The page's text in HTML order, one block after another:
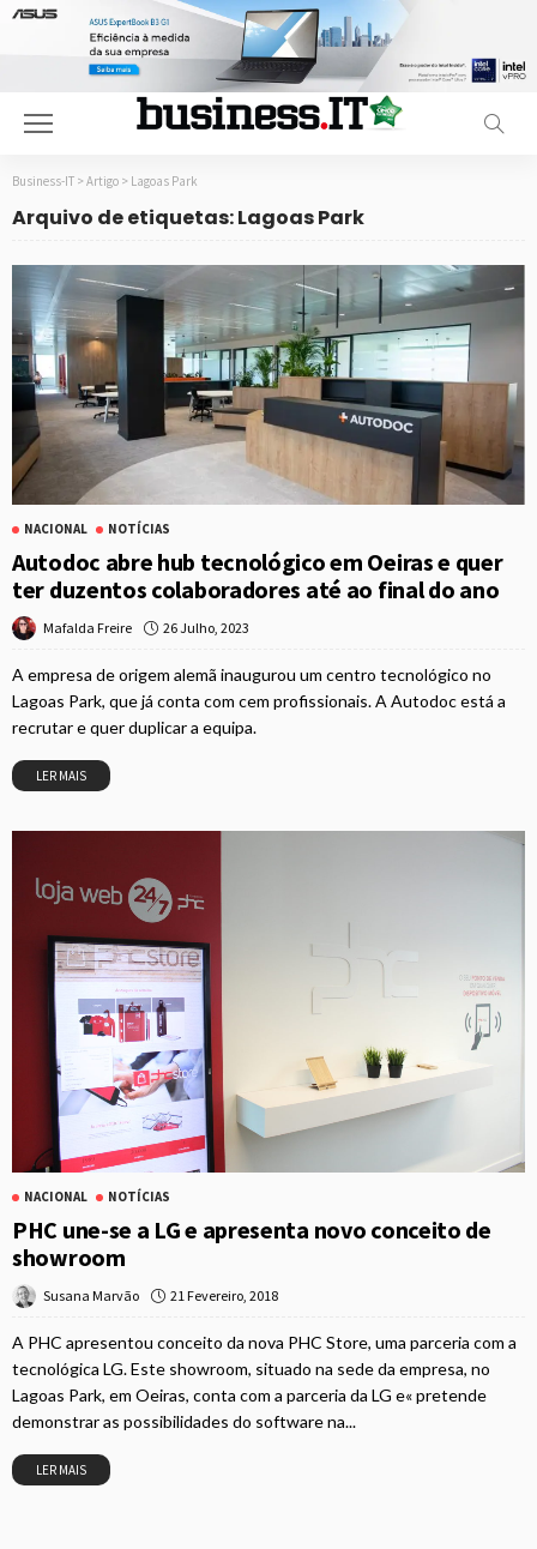
Business-IT > Artigo > Lagoas Park
Arquivo de etiquetas: Lagoas Park
NACIONAL NOTÍCIAS
Autodoc abre hub tecnológico em Oeiras e quer
ter duzentos colaboradores até ao final do ano
Mafalda Freire 26 Julho, 2023
A empresa de origem alemã inaugurou um centro tecnológico no
Lagoas Park, que já conta com cem profissionais. A Autodoc está a
recrutar e quer duplicar a equipa.
LER MAIS
NACIONAL NOTÍCIAS
PHC une-se a LG e apresenta novo conceito de
showroom
Susana Marvão 21 Fevereiro, 2018
A PHC apresentou conceito da nova PHC Store, uma parceria com a
tecnológica LG. Este showroom, situado na sede da empresa, no
Lagoas Park, em Oeiras, conta com a parceria da LG e« pretende
demonstrar as possibilidades do software na...
LER MAIS